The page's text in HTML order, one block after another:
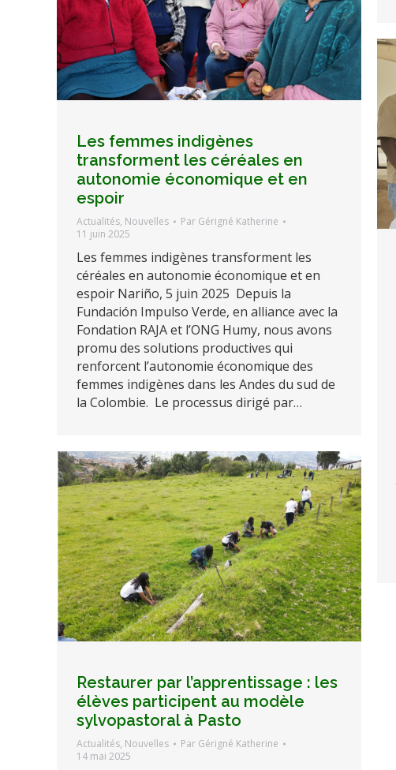
Les femmes indigènes
transforment les céréales en
autonomie économique et en
espoir
Actualités, Nouvelles Par Gérigné Katherine
11 juin 2025
Les femmes indigènes transforment les
céréales en autonomie économique et en
espoir Nariño, 5 juin 2025 Depuis la
Fundación Impulso Verde, en alliance avec la
Fondation RAJA et l’ONG Humy, nous avons
promu des solutions productives qui
renforcent l’autonomie économique des
femmes indigènes dans les Andes du sud de
la Colombie. Le processus dirigé par…
Restaurer par l’apprentissage : les
élèves participent au modèle
sylvopastoral à Pasto
Actualités, Nouvelles Par Gérigné Katherine
14 mai 2025